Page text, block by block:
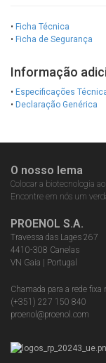
• Ficha Técnica
• Ficha de Segurança
Informação
• Especificações
• Declaração Genérica
O nosso lema
Colocar a biotecnologia
Encontre em nós um
PROENOL S.A.
Travessa das Lages 267
4410-308 Canelas
VN Gaia | Portugal
Chamada para a rede fixa
(+351) 227 150 840
proenol@proenol.com